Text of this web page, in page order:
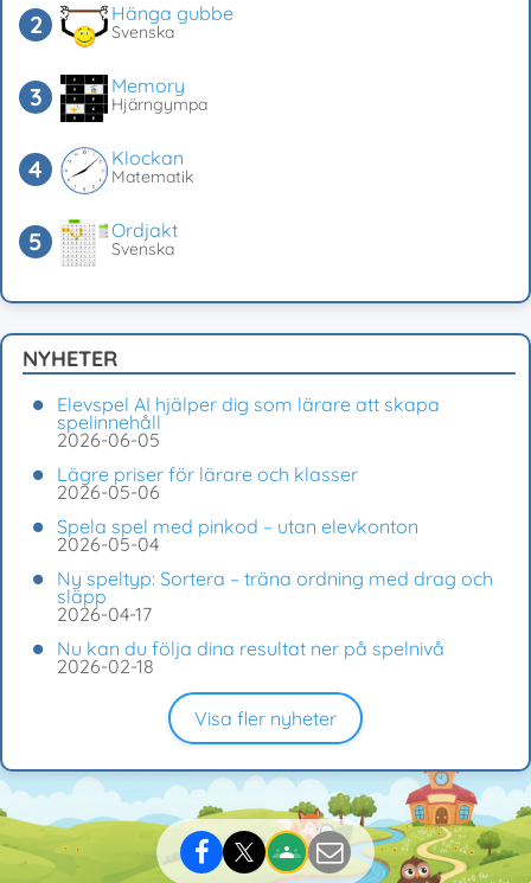
Hänga gubbe
Svenska
Memory
Hjärngympa
Klockan
Matematik
Ordjakt
Svenska
NYHETER
Elevspel AI hjälper dig som lärare att skapa
spelinnehåll
2026-06-05
Lägre priser för lärare och klasser
2026-05-06
Spela spel med pinkod – utan elevkonton
2026-05-04
Ny speltyp: Sortera – träna ordning med drag och
släpp
2026-04-17
Nu kan du följa dina resultat ner på spelnivå
2026-02-18
Visa fler nyheter